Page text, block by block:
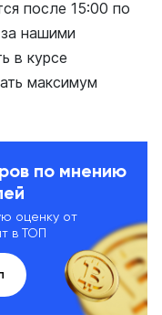
после 15:00 по
нашими
в курсе
максимум
по мнению
оценку от
в ТОП